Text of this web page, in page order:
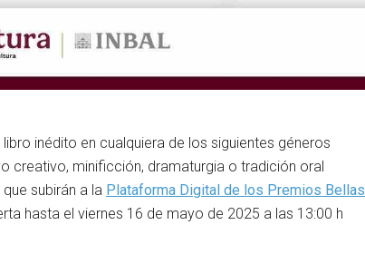
inédito en cualquiera de los siguientes géneros
creativo, minificción, dramaturgia o tradición oral
subirán a la Plataforma Digital de los Premios Bellas
hasta el viernes 16 de mayo de 2025 a las 13:00 h